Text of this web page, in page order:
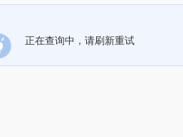
正在查询中，请刷新重试